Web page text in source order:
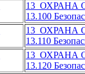
13 ОХРАНА
13.100
13 ОХРАНА
13.110
13 ОХРАНА
13.120